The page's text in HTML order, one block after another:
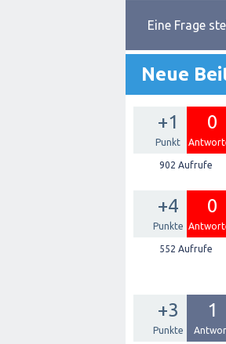
Eine Frage
Neue
+1
Punkt
0
902 Aufrufe
+4
Punkte
0
552 Aufrufe
+3
Punkte
1